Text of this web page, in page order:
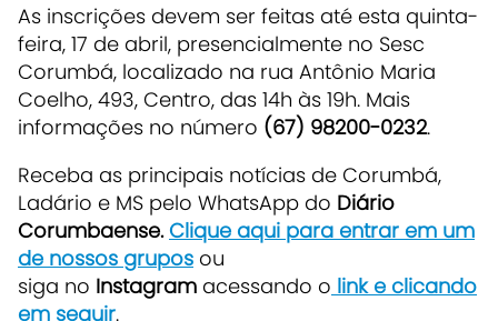
As inscrições devem ser feitas até esta quinta-
feira, 17 de abril, presencialmente no Sesc
Corumbá, localizado na rua Antônio Maria
Coelho, 493, Centro, das 14h às 19h. Mais
informações no número (67) 98200-0232.
Receba as principais notícias de Corumbá,
Ladário e MS pelo WhatsApp do Diário
Corumbaense.Clique aqui para entrar em um
de nossos grupos ou
siga no Instagram acessando o link e clicando
em seguir.